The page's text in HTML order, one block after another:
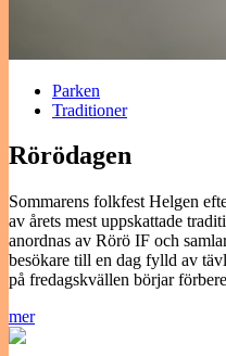
Parken
Traditioner
Rörödagen
Sommarens folkfest Helgen
av årets mest uppskattade
anordnas av Rörö IF och
besökare till en dag fylld av
på fredagskvällen börjar
mer